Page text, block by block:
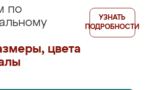
по
цвета
УЗНАТЬ
ПОДРОБНОСТИ